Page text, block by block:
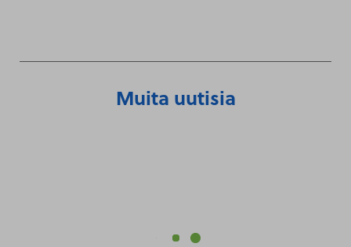
Muita uutisia